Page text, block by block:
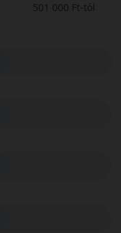
501 000 Ft-tól